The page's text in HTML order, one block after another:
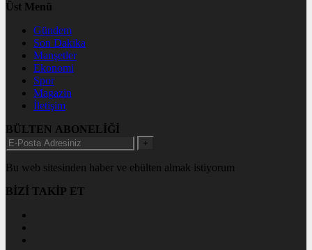
Üst Menü
Gündem
Son Dakika
Manşetler
Ekonomi
Spor
Magazin
İletişim
BÜLTEN ABONELİĞİ
+
Bu web sitesinden haber ve ebülten almak istiyorum
BİZİ TAKİP ET